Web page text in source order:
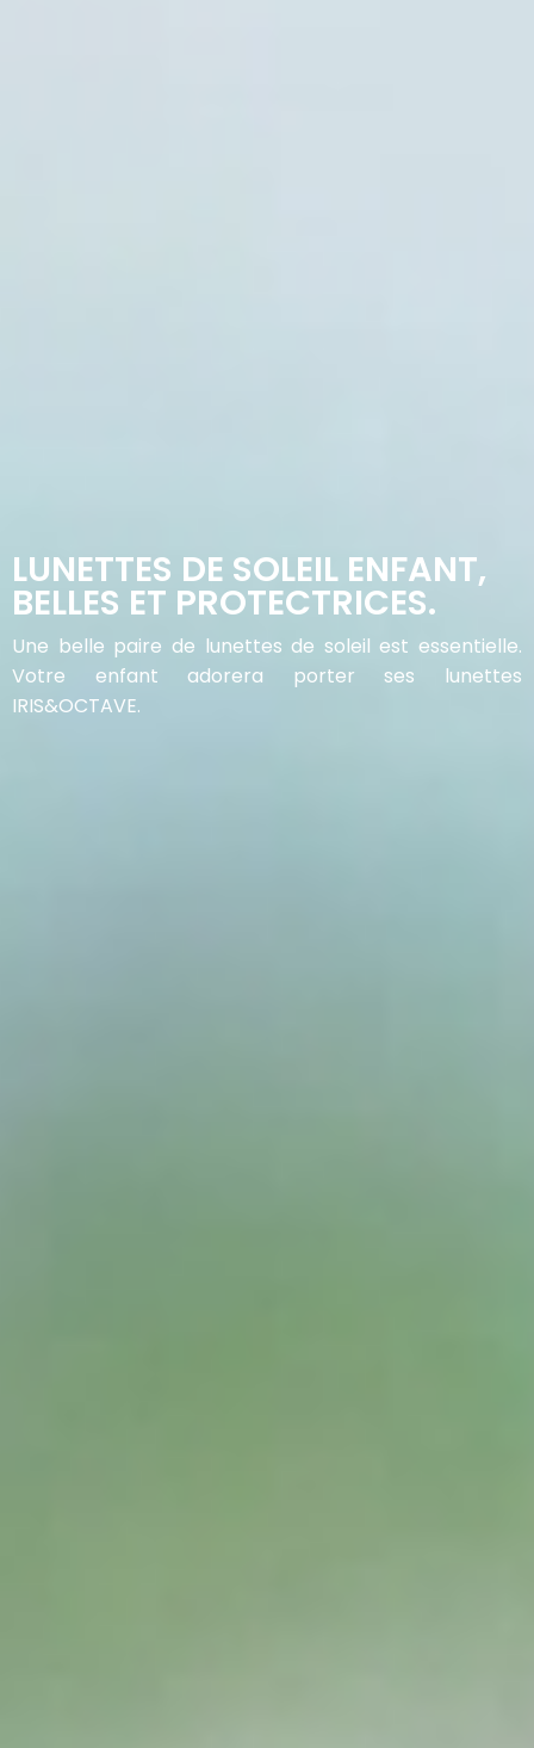
LUNETTES DE SOLEIL ENFANT,
BELLES ET PROTECTRICES.
Une belle paire de lunettes de soleil est essentielle.
Votre enfant adorera porter ses lunettes
IRIS&OCTAVE.